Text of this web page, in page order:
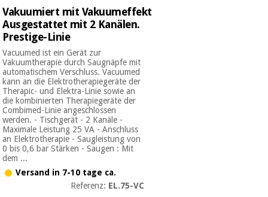
Fisaude
Tech
Academy
schränke
Essentielles
schutzmaterial
für
coronaviren
Aerobic,
fitness
und
pilates
Sport
und
Outlet
Fisaude
Tech
Academy
Klinische
möbel
Therapeutische
schränke
Essentielles
schutzmaterial
für
coronaviren
Vakuumiert mit Vakuumeffekt
Ausgestattet mit 2 Kanälen.
Prestige-Linie
Vacuumed ist ein Gerät zur
Vakuumtherapie durch Saugnäpfe mit
automatischem Verschluss. Vacuumed
kann an die Elektrotherapiegeräte der
Therapic- und Elektra-Linie sowie an
die kombinierten Therapiegeräte der
Combimed-Linie angeschlossen
werden. - Tischgerät - 2 Kanäle -
Maximale Leistung 25 VA - Anschluss
an Elektrotherapie - Saugleistung von
0 bis 0,6 bar Stärken - Saugen : Mit
dem ...
Versand in 7-10 tage ca.
Referenz: EL.75-VC